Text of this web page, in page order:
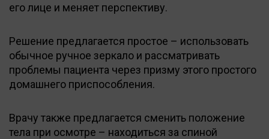
его лице и меняет перспективу.
Решение предлагается простое – использовать
обычное ручное зеркало и рассматривать
проблемы пациента через призму этого простого
домашнего приспособления.
Врачу также предлагается сменить положение
тела при осмотре – находиться за спиной